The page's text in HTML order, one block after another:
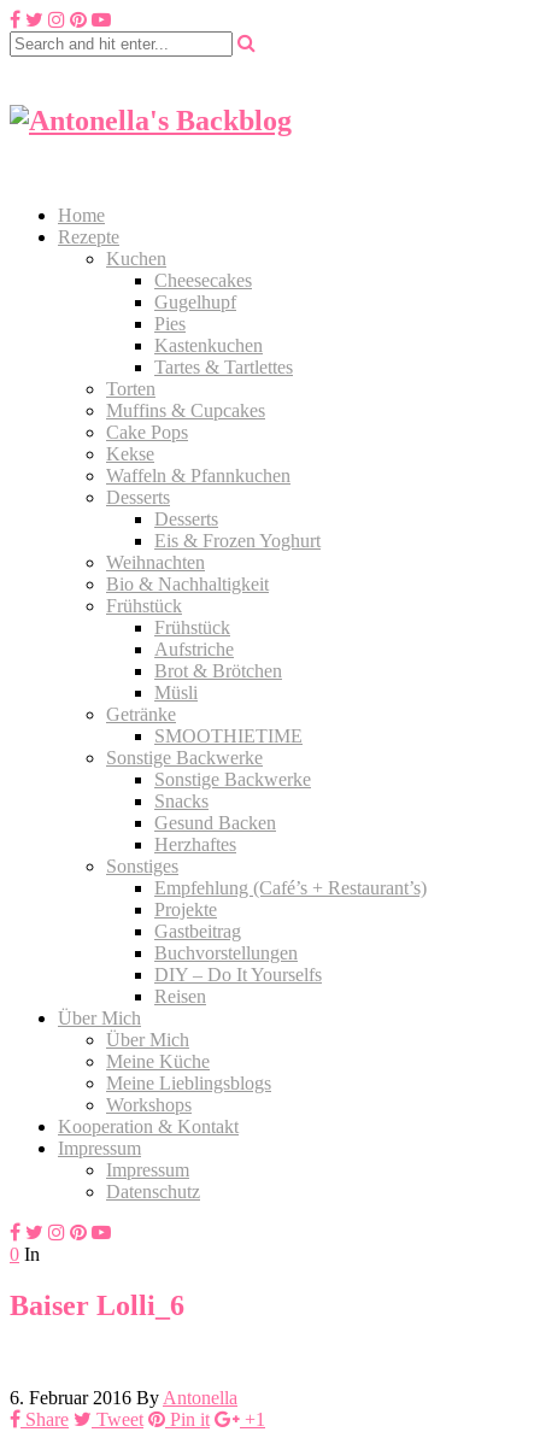
Home
Rezepte
Kuchen
Cheesecakes
Gugelhupf
Pies
Kastenkuchen
Tartes & Tartlettes
Torten
Muffins & Cupcakes
Cake Pops
Kekse
Waffeln & Pfannkuchen
Desserts
Desserts
Eis & Frozen Yoghurt
Weihnachten
Bio & Nachhaltigkeit
Frühstück
Frühstück
Aufstriche
Brot & Brötchen
Müsli
Getränke
SMOOTHIETIME
Sonstige Backwerke
Sonstige Backwerke
Snacks
Gesund Backen
Herzhaftes
Sonstiges
Empfehlung (Café’s + Restaurant’s)
Projekte
Gastbeitrag
Buchvorstellungen
DIY – Do It Yourselfs
Reisen
Über Mich
Über Mich
Meine Küche
Meine Lieblingsblogs
Workshops
Kooperation & Kontakt
Impressum
Impressum
Datenschutz
0 In
Baiser Lolli_6
6. Februar 2016 By Antonella
Share
Tweet Pin it +1